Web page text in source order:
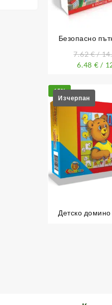
Безопасно
7.62€/
6.48 € /
15%
Детско